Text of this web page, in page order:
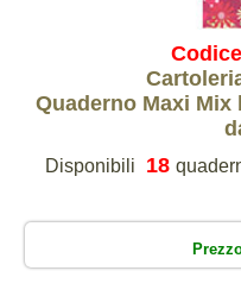
Quaderno Maxi Mix
Disponibili 18